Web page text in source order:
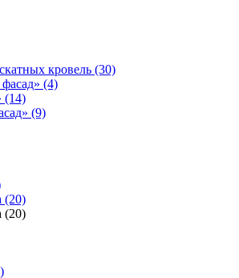
кровель (30)
(4)
(14)
(9)
(20)
(20)